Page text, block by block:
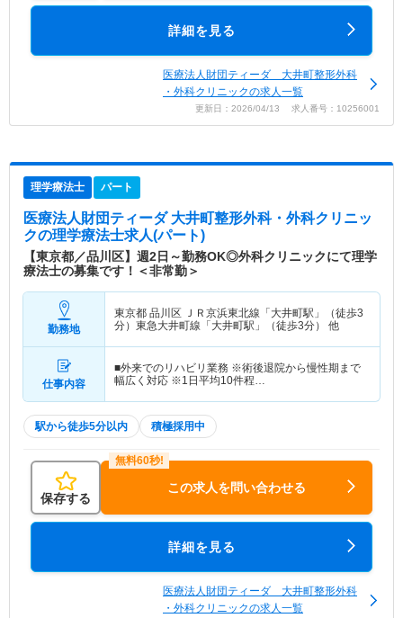
詳細を見る
医療法人財団ティーダ 大井町整形外科
・外科クリニックの求人一覧
更新日：2026/04/13 求人番号：10256001
理学療法士 パート
医療法人財団ティーダ 大井町整形外科・外科クリニッ
クの理学療法士求人(パート)
【東京都／品川区】週2日～勤務OK◎外科クリニックにて理学
療法士の募集です！＜非常勤＞
勤務地
東京都 品川区 ＪＲ京浜東北線「大井町駅」（徒歩3
分）東急大井町線「大井町駅」（徒歩3分） 他
仕事内容
■外来でのリハビリ業務 ※術後退院から慢性期まで
幅広く対応 ※1日平均10件程…
駅から徒歩5分以内 積極採用中
保存する
この求人を問い合わせる
詳細を見る
医療法人財団ティーダ 大井町整形外科
・外科クリニックの求人一覧